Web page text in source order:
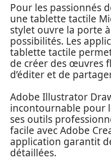
Pour les passionnés
une tablette tactile
stylet ouvre la porte
possibilités. Les
tablette tactile
de créer des œuvres
d’éditer et de
Adobe Illustrator
incontournable pour
ses outils
facile avec Adobe
application garantit
détaillées.